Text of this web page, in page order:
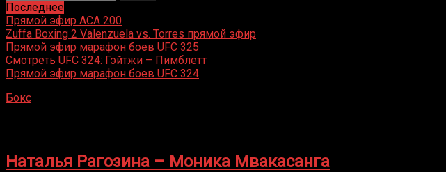
Последнее
Прямой эфир ACA 200
Zuffa Boxing 2 Valenzuela vs. Torres прямой эфир
Прямой эфир марафон боев UFC 325
Смотреть UFC 324: Гэйтжи – Пимблетт
Прямой эфир марафон боев UFC 324
Бокс
Наталья Рагозина – Моника Мвакасанга